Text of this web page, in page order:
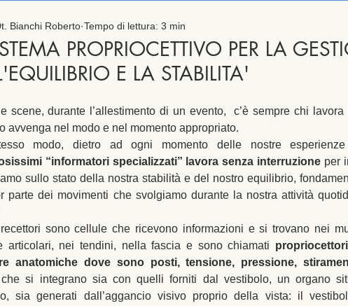
PROPRIOCETTIVO PER LA
E LA STABILITA'
Bianchi Roberto Tempo di lettura: 3 min
scene, durante l’allestimento di un evento,  c’è sempre chi
avvenga nel modo e nel momento appropriato.
modo, dietro ad ogni momento delle nostre
“informatori specializzati” lavora senza interruzione per
sullo stato della nostra stabilità e del nostro equilibrio,
parte dei movimenti che svolgiamo durante la nostra attività
sono cellule che ricevono informazioni e si trovano nei
articolari, nei tendini, nella fascia e sono chiamati
anatomiche dove sono posti, tensione, pressione,
si integrano sia con quelli forniti dal vestibolo, un organo
sia generati dall’aggancio visivo proprio della vista: il